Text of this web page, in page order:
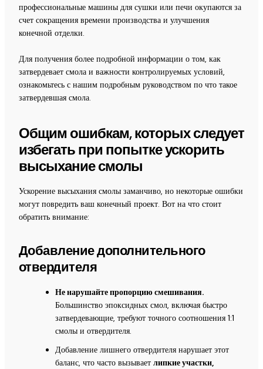
профессиональные машины для сушки или печи окупаются за
счет сокращения времени производства и улучшения
конечной отделки.
Для получения более подробной информации о том, как
затвердевает смола и важности контролируемых условий,
ознакомьтесь с нашим подробным руководством по что такое
затвердевшая смола.
Общим ошибкам, которых следует
избегать при попытке ускорить
высыхание смолы
Ускорение высыхания смолы заманчиво, но некоторые ошибки
могут повредить ваш конечный проект. Вот на что стоит
обратить внимание:
Добавление дополнительного
отвердителя
Не нарушайте пропорцию смешивания.
Большинство эпоксидных смол, включая быстро
затвердевающие, требуют точного соотношения 1:1
смолы и отвердителя.
Добавление лишнего отвердителя нарушает этот
баланс, что часто вызывает липкие участки,